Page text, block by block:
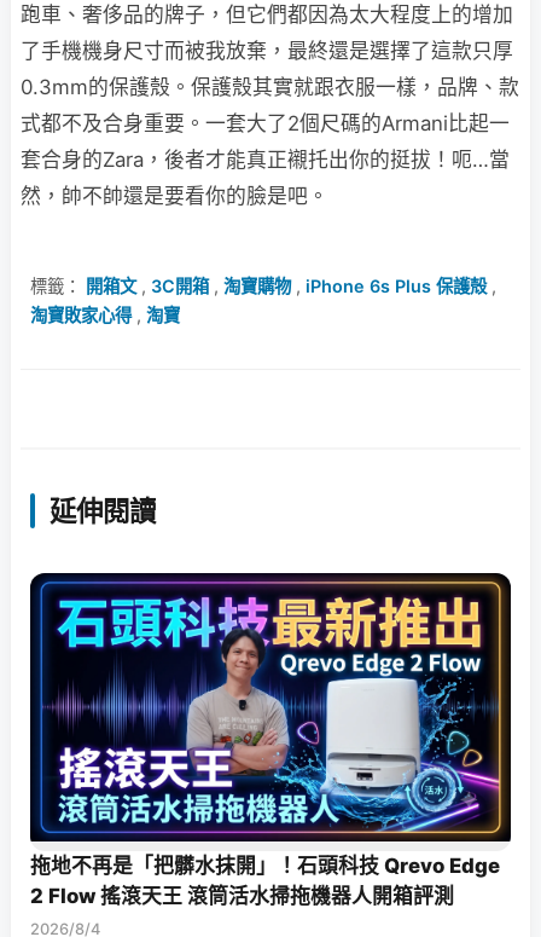
跑車、奢侈品的牌子，但它們都因為太大程度上的增加
了手機機身尺寸而被我放棄，最終還是選擇了這款只厚
0.3mm的保護殼。保護殼其實就跟衣服一樣，品牌、款
式都不及合身重要。一套大了2個尺碼的Armani比起一
套合身的Zara，後者才能真正襯托出你的挺拔！呃…當
然，帥不帥還是要看你的臉是吧。
標籤： 開箱文, 3C開箱, 淘寶購物, iPhone 6s Plus 保護殻,
淘寶敗家心得, 淘寶
延伸閱讀
拖地不再是「把髒水抹開」！石頭科技 Qrevo Edge
2 Flow 搖滾天王 滾筒活水掃拖機器人開箱評測
2026/8/4